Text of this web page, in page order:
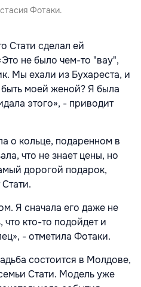
Фотаки.
Стати сделал ей
не было чем-то "вау",
Мы ехали из Бухареста, и
моей женой? Я была
этого», - приводит
о кольце, подаренном в
что не знает цены, но
дорогой подарок,
Я сначала его даже не
кто-то подойдет и
- отметила Фотаки.
состоится в Молдове,
Стати. Модель уже